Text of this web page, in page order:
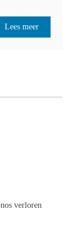
Lees meer
verloren